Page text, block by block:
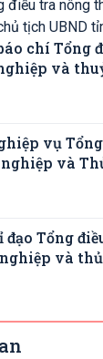
điều tra nông
tịch UBND
Khắc Đính
chí Tổng
và
vụ
và
Bộ,
Nguyên
đạo Tổng
và